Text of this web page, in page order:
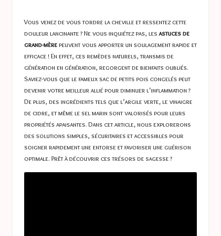
s
t
u
c
e
s
Vous venez de vous tordre la cheville et ressentez cette
douleur lancinante ? Ne vous inquiétez pas, les astuces de
grand-mèrepeuvent vous apporter un soulagement rapide et
efficace ! En effet, ces remèdes naturels, transmis de
génération en génération, regorgent de bienfaits oubliés.
Saviez-vous que le fameux sac de petits pois congelés peut
devenir votre meilleur allié pour diminuer l’inflammation ?
De plus, des ingrédients tels que l’argile verte, le vinaigre
de cidre, et même le sel marin sont valorisés pour leurs
propriétés apaisantes. Dans cet article, nous explorerons
des solutions simples, sécuritaires et accessibles pour
soigner rapidement une entorse et favoriser une guérison
optimale. Prêt à découvrir ces trésors de sagesse ?